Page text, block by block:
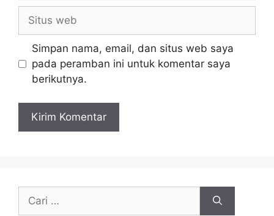
Situs
web
Simpan nama, email, dan situs web saya
pada peramban ini untuk komentar saya
berikutnya.
untuk: